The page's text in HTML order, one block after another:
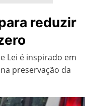
reduzir
Lei é inspirado em
preservação da